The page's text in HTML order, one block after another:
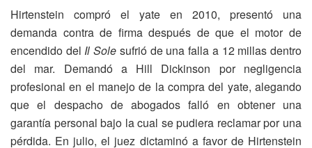
Hirtenstein compró el yate en 2010, presentó una
demanda contra de firma después de que el motor de
encendido del Il Sole sufrió de una falla a 12 millas dentro
del mar. Demandó a Hill Dickinson por negligencia
profesional en el manejo de la compra del yate, alegando
que el despacho de abogados falló en obtener una
garantía personal bajo la cual se pudiera reclamar por una
pérdida. En julio, el juez dictaminó a favor de Hirtenstein